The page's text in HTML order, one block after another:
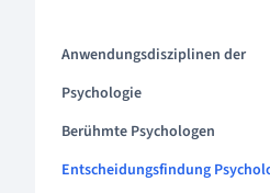
Anwendungsdisziplinen der
Psychologie
Berühmte Psychologen
Entscheidungsfindung